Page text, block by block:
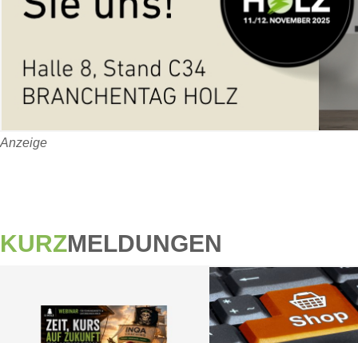
Anzeige
KURZMELDUNGEN